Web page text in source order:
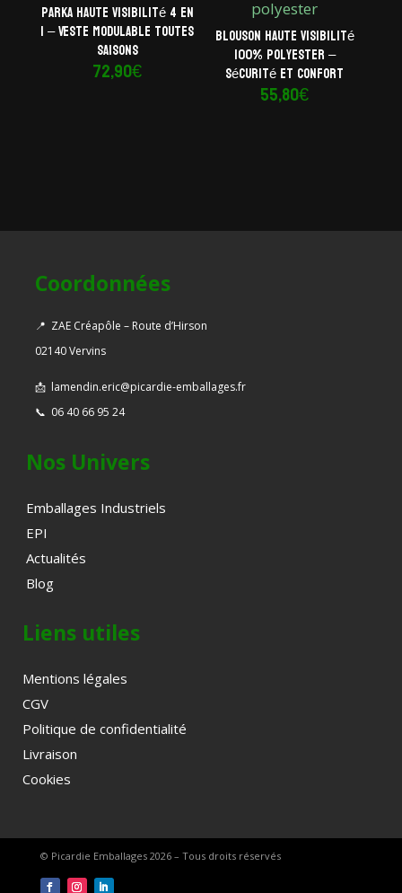
Parka haute visibilité 4 en
1 – Veste modulable toutes
saisons
72,90€
Blouson haute visibilité
100% polyester –
Sécurité et confort
55,80€
Coordonnées
📍 ZAE Créapôle – Route d’Hirson
02140 Vervins
📩 lamendin.eric@picardie-emballages.fr
📞 06 40 66 95 24
Nos Univers
Emballages Industriels
EPI
Actualités
Blog
Liens utiles
Mentions légales
CGV
Politique de confidentialité
Livraison
Cookies
© Picardie Emballages 2026 – Tous droits réservés